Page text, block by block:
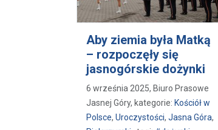
Aby ziemia była Matką
– rozpoczęły się
jasnogórskie dożynki
6 września 2025, Biuro Prasowe
Jasnej Góry, kategorie: Kościół w
Polsce, Uroczystości, Jasna Góra,